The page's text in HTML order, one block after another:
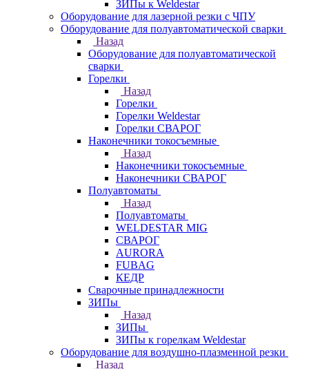
ЗИПы к Weldestar
Оборудование для лазерной резки с ЧПУ
Оборудование для полуавтоматической сварки
Назад
Оборудование для полуавтоматической
сварки
Горелки
Назад
Горелки
Горелки Weldestar
Горелки СВАРОГ
Наконечники токосъемные
Назад
Наконечники токосъемные
Наконечники СВАРОГ
Полуавтоматы
Назад
Полуавтоматы
WELDESTAR MIG
СВАРОГ
AURORA
FUBAG
КЕДР
Сварочные принадлежности
ЗИПы
Назад
ЗИПы
ЗИПы к горелкам Weldestar
Оборудование для воздушно-плазменной резки
Назад